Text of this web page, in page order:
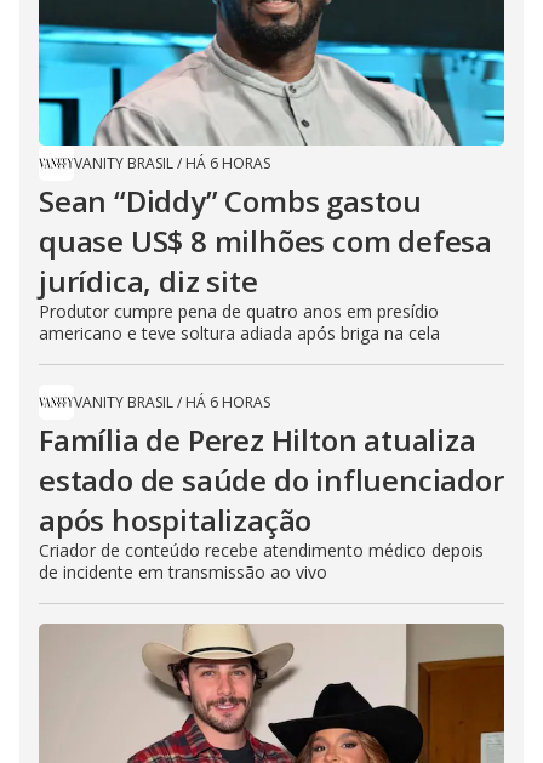
VANITY BRASIL/ HÁ 6 HORAS
Sean “Diddy” Combs gastou
quase US$ 8 milhões com defesa
jurídica, diz site
Produtor cumpre pena de quatro anos em presídio
americano e teve soltura adiada após briga na cela
VANITY BRASIL/ HÁ 6 HORAS
Família de Perez Hilton atualiza
estado de saúde do influenciador
após hospitalização
Criador de conteúdo recebe atendimento médico depois
de incidente em transmissão ao vivo